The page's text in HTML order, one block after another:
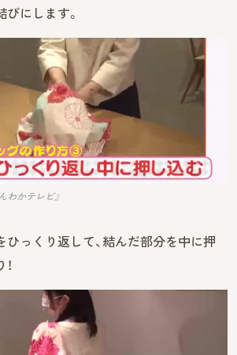
にします。
わかテレビ』
ひっくり返して、結んだ部分を中に押